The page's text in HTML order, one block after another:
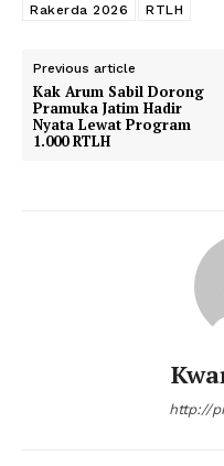
Rakerda 2026
RTLH
Previous article
Kak Arum Sabil Dorong
Pramuka Jatim Hadir
Nyata Lewat Program
1.000 RTLH
http://